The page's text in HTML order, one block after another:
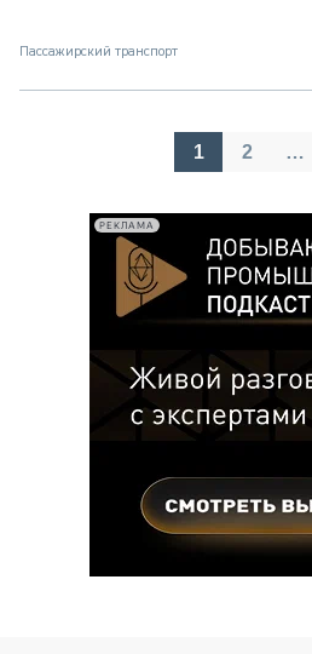
Пассажирский транспорт
Пагинация
1 2 …
РЕКЛАМА